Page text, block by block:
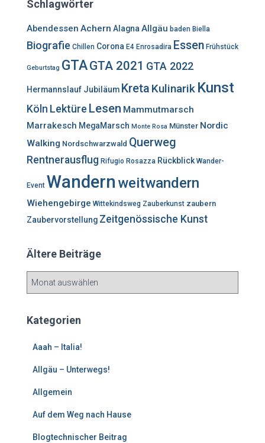
n
a
c
:
Schlagwörter
Abendessen Achern Alagna Allgäu baden Biella
Biografie Chillen Corona E4 Enrosadira Essen Frühstück
Geburtstag GTAGTA 2021 GTA 2022
Hermannslauf Jubiläum Kreta Kulinarik Kunst
Köln LektüreLesen Mammutmarsch
Marrakesch MegaMarsch Monte Rosa Münster Nordic
Walking Nordschwarzwald Querweg
Rentnerausflug Rifugio Rosazza Rückblick Wander-
Event Wandern weitwandern
Wiehengebirge Wittekindsweg Zauberkunst zaubern
Zaubervorstellung Zeitgenössische Kunst
Ältere Beiträge
e
Kategorien
Aaah – Italia!
Allgäu – Unterwegs!
Allgemein
Auf dem Weg nach Hause
Blogtechnischer Beitrag